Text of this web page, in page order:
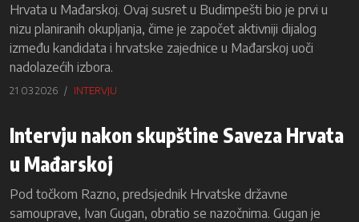
Hrvata u Mađarskoj. Ovaj susret u Budimpešti bio je prvi u
nizu planiranih okupljanja, čime je započet aktivniji dijalog
između kandidata i hrvatske zajednice u Mađarskoj uoči
nadolazećih izbora.
21 03 2026 INTERVJU
Intervju nakon skupštine Saveza Hrvata
u Mađarskoj
Pod točkom Razno, predsjednik Hrvatske državne
samouprave, Ivan Gugan, obratio se nazočnima. Gugan je